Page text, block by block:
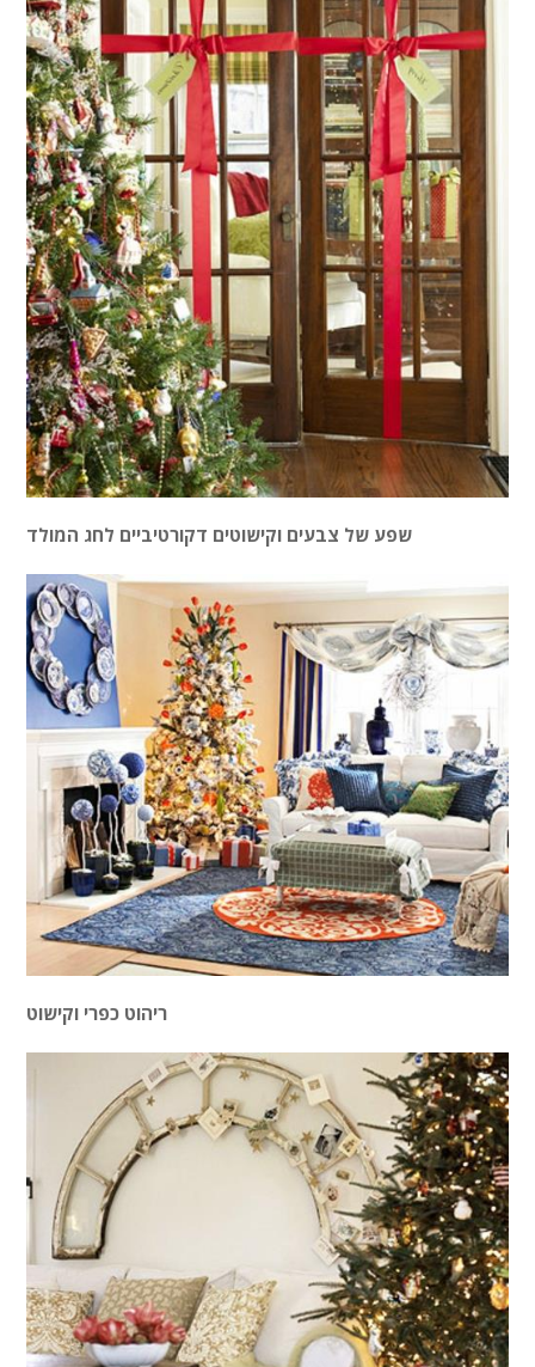
שפע של צבעים וקישוטים דקורטיביים לחג המולד
ריהוט כפרי וקישוט